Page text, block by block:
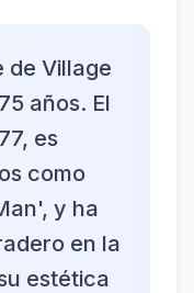
de Village
años. El
es
como
y ha
en la
estética